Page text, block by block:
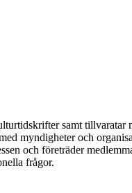
samt tillvaratar
myndigheter och
och företräder
frågor.